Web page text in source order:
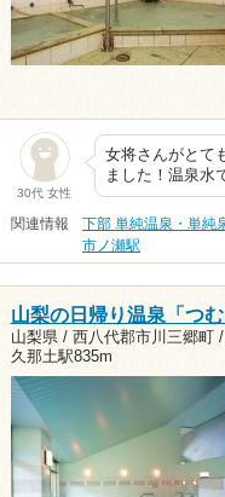
30代 女性
女将さんがとて
ました！温泉水
関連情報 下部 単純温泉・単純
市ノ瀬駅
山梨の日帰り温泉「つむ
山梨県 / 西八代郡市川三郷町 /
久那土駅835m